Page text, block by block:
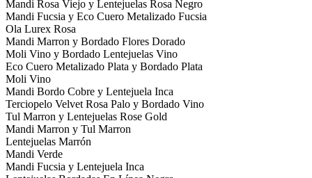
Mandi Rosa Viejo y Lentejuelas Rosa Negro
Mandi Fucsia y Eco Cuero Metalizado Fucsia
Ola Lurex Rosa
Mandi Marron y Bordado Flores Dorado
Moli Vino y Bordado Lentejuelas Vino
Eco Cuero Metalizado Plata y Bordado Plata
Moli Vino
Mandi Bordo Cobre y Lentejuela Inca
Terciopelo Velvet Rosa Palo y Bordado Vino
Tul Marron y Lentejuelas Rose Gold
Mandi Marron y Tul Marron
Lentejuelas Marrón
Mandi Verde
Mandi Fucsia y Lentejuela Inca